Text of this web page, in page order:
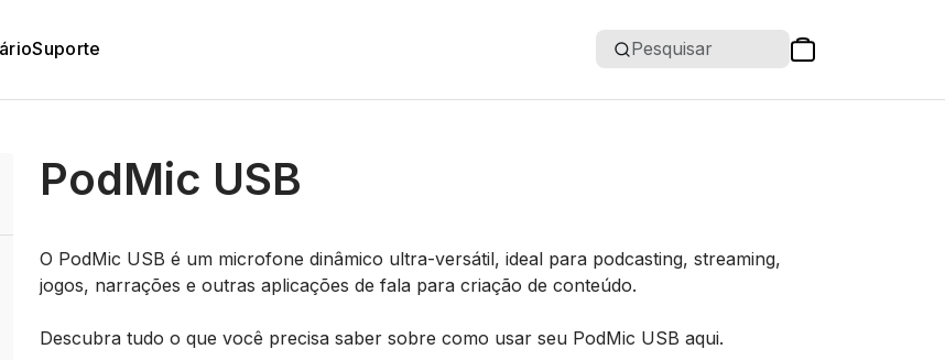
Suporte Pesquisar
PodMic USB
O PodMic USB é um microfone dinâmico ultra-versátil, ideal para podcasting, streaming,
jogos, narrações e outras aplicações de fala para criação de conteúdo.
Descubra tudo o que você precisa saber sobre como usar seu PodMic USB aqui.